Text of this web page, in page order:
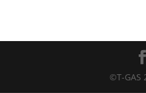
©T-GAS